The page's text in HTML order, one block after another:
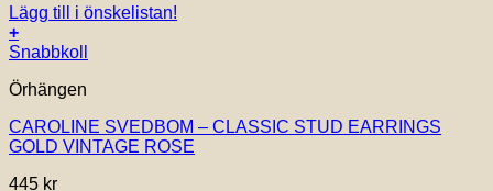
Lägg till i önskelistan!
+
Snabbkoll
Örhängen
CAROLINE SVEDBOM – CLASSIC STUD EARRINGS
GOLD VINTAGE ROSE
445 kr